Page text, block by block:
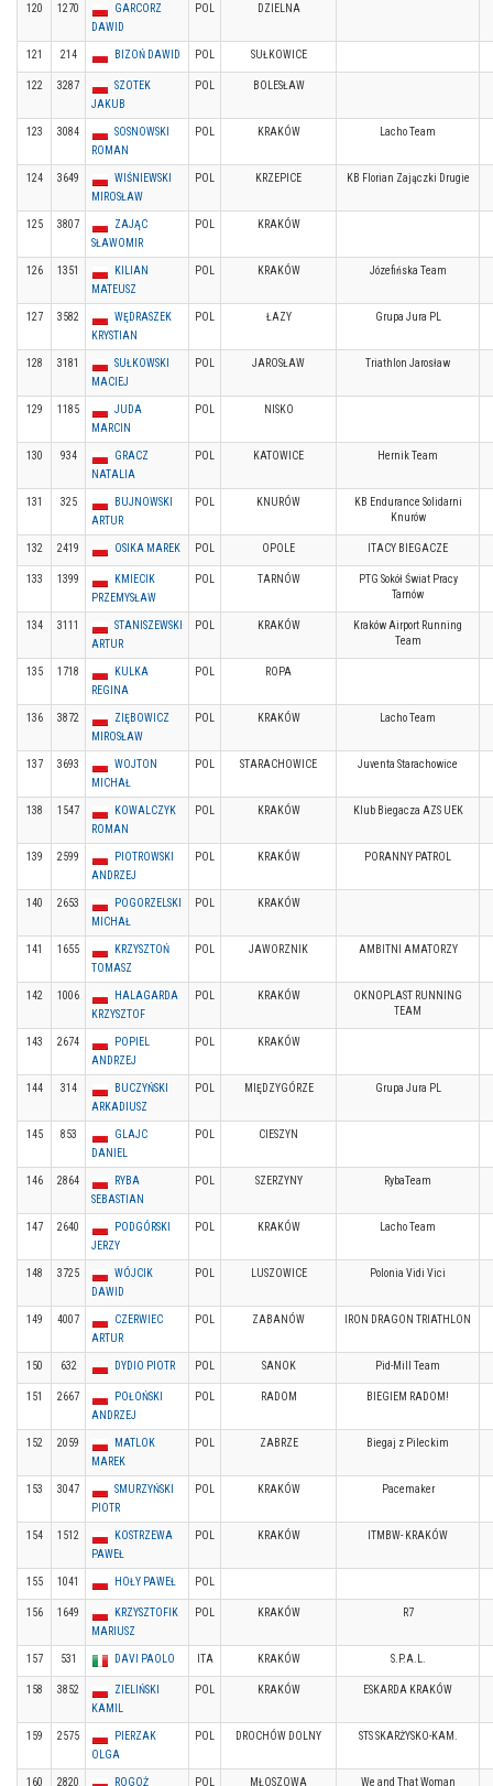
120 1270
GARCORZ
DAWID
POL DZIELNA
121 214 BIZOŃ DAWID POL SUŁKOWICE
122 3287
SZOTEK
JAKUB
POL BOLESŁAW
123 3084
SOSNOWSKI
ROMAN
POL KRAKÓW Lacho Team
124 3649
WIŚNIEWSKI
MIROSŁAW
POL KRZEPICE KB Florian Zajączki Drugie
125 3807
ZAJĄC
SŁAWOMIR
POL KRAKÓW
126 1351
KILIAN
MATEUSZ
POL KRAKÓW Józefińska Team
127 3582
WĘDRASZEK
KRYSTIAN
POL ŁAZY Grupa Jura PL
128 3181
SUŁKOWSKI
MACIEJ
POL JAROSŁAW Triathlon Jarosław
129 1185
JUDA
MARCIN
POL NISKO
130 934
GRACZ
NATALIA
POL KATOWICE Hernik Team
131 325
BUJNOWSKI
ARTUR
POL KNURÓW
KB Endurance Solidarni
Knurów
132 2419 OSIKA MAREK POL OPOLE ITACY BIEGACZE
133 1399
KMIECIK
PRZEMYSŁAW
POL TARNÓW
PTG Sokół Świat Pracy
Tarnów
134 3111
STANISZEWSKI
ARTUR
POL KRAKÓW
Kraków Airport Running
Team
135 1718
KULKA
REGINA
POL ROPA
136 3872
ZIĘBOWICZ
MIROSŁAW
POL KRAKÓW Lacho Team
137 3693
WOJTON
MICHAŁ
POL STARACHOWICE Juventa Starachowice
138 1547
KOWALCZYK
ROMAN
POL KRAKÓW Klub Biegacza AZS UEK
139 2599
PIOTROWSKI
ANDRZEJ
POL KRAKÓW PORANNY PATROL
140 2653
POGORZELSKI
MICHAŁ
POL KRAKÓW
141 1655
KRZYSZTOŃ
TOMASZ
POL JAWORZNIK AMBITNI AMATORZY
142 1006
HALAGARDA
KRZYSZTOF
POL KRAKÓW
OKNOPLAST RUNNING
TEAM
143 2674
POPIEL
ANDRZEJ
POL KRAKÓW
144 314
BUCZYŃSKI
ARKADIUSZ
POL MIĘDZYGÓRZE Grupa Jura PL
145 853
GLAJC
DANIEL
POL CIESZYN
146 2864
RYBA
SEBASTIAN
POL SZERZYNY RybaTeam
147 2640
PODGÓRSKI
JERZY
POL KRAKÓW Lacho Team
148 3725
WÓJCIK
DAWID
POL LUSZOWICE Polonia Vidi Vici
149 4007
CZERWIEC
ARTUR
POL ZABANÓW IRON DRAGON TRIATHLON
150 632 DYDIO PIOTR POL SANOK Pid-Mill Team
151 2667
POŁOŃSKI
ANDRZEJ
POL RADOM BIEGIEM RADOM!
152 2059
MATLOK
MAREK
POL ZABRZE Biegaj z Pileckim
153 3047
SMURZYŃSKI
PIOTR
POL KRAKÓW Pacemaker
154 1512
KOSTRZEWA
PAWEŁ
POL KRAKÓW ITMBW- KRAKÓW
155 1041 HOŁY PAWEŁ POL
156 1649
KRZYSZTOFIK
MARIUSZ
POL KRAKÓW R7
157 531 DAVI PAOLO ITA KRAKÓW S.P.A.L.
158 3852
ZIELIŃSKI
KAMIL
POL KRAKÓW ESKARDA KRAKÓW
159 2575
PIERZAK
OLGA
POL DROCHÓW DOLNY STS SKARŻYSKO-KAM.
160 2820 ROGOŻ POL MŁOSZOWA We and That Woman